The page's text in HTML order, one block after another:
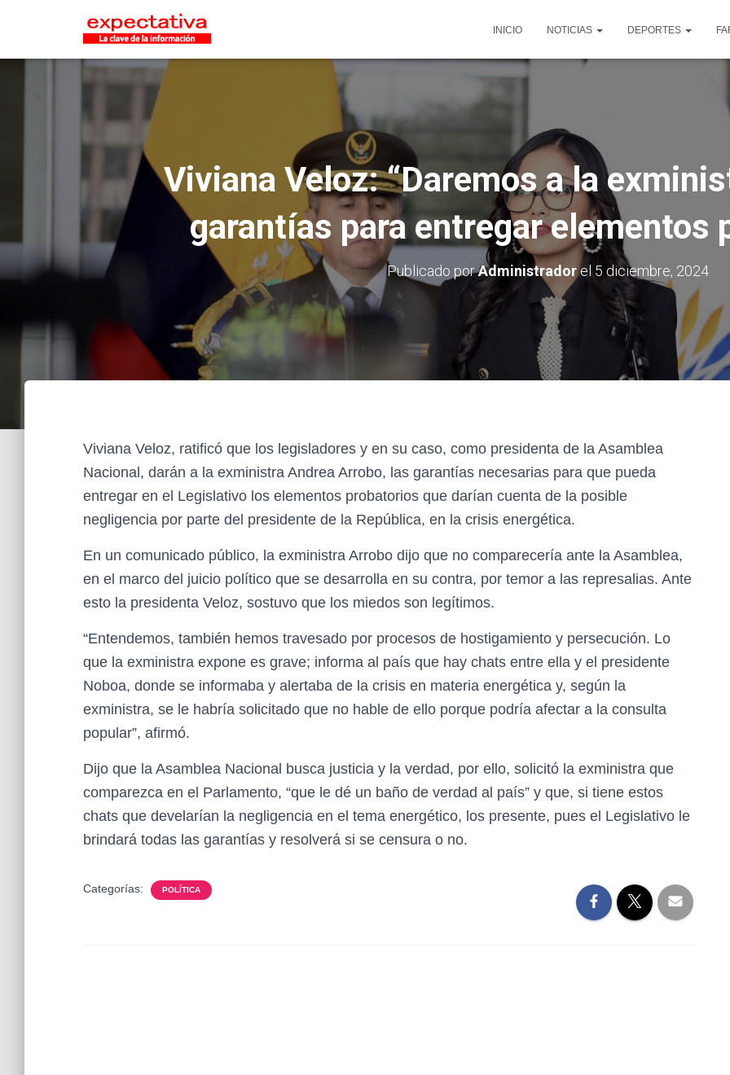
INICIO NOTICIAS DEPORTES
Viviana Veloz: “Daremos a la
garantías para entregar elementos
Publicado porAdministradorel5 diciembre, 2024
Viviana Veloz, ratificó que los legisladores y en su caso, como presidenta de la Asamblea
Nacional, darán a la exministra Andrea Arrobo, las garantías necesarias para que pueda
entregar en el Legislativo los elementos probatorios que darían cuenta de la posible
negligencia por parte del presidente de la República, en la crisis energética.
En un comunicado público, la exministra Arrobo dijo que no comparecería ante la Asamblea,
en el marco del juicio político que se desarrolla en su contra, por temor a las represalias. Ante
esto la presidenta Veloz, sostuvo que los miedos son legítimos.
“Entendemos, también hemos travesado por procesos de hostigamiento y persecución. Lo
que la exministra expone es grave; informa al país que hay chats entre ella y el presidente
Noboa, donde se informaba y alertaba de la crisis en materia energética y, según la
exministra, se le habría solicitado que no hable de ello porque podría afectar a la consulta
popular”, afirmó.
Dijo que la Asamblea Nacional busca justicia y la verdad, por ello, solicitó la exministra que
comparezca en el Parlamento, “que le dé un baño de verdad al país” y que, si tiene estos
chats que develarían la negligencia en el tema energético, los presente, pues el Legislativo le
brindará todas las garantías y resolverá si se censura o no.
Categorías: POLÍTICA